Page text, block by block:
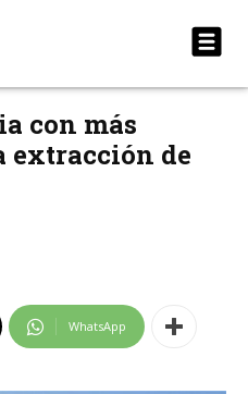
con más
extracción de
WhatsApp